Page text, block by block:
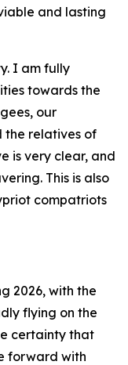
and lasting
I am fully
towards the
our
the relatives of
is very clear, and
This is also
compatriots
2026, with the
flying on the
certainty that
forward with